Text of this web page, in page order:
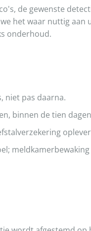
de gewenste
het waar nuttig aan
onderhoud.
niet pas daarna.
binnen de tien